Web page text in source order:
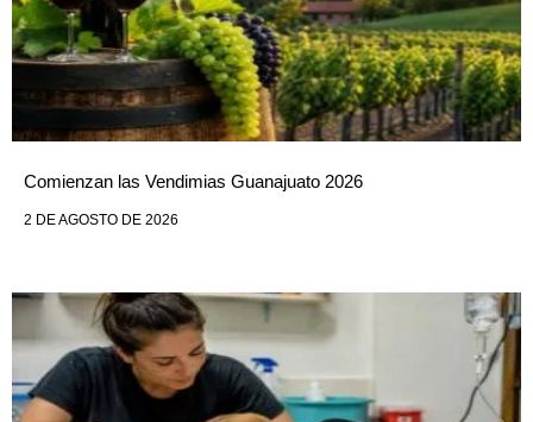
Comienzan las Vendimias Guanajuato 2026
2 DE AGOSTO DE 2026